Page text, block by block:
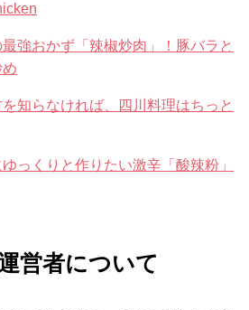
最強おかず「辣椒炒肉」！豚バラと
知らなければ、四川料理はちっと
っくりと作りたい激辛「酸辣粉」
営者について